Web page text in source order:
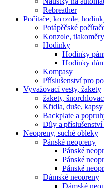
Rebreather
Počítače, konzole,
Potápěčské
Konzole,
Hodinky
Hodinky
Hodinky
Kompasy
Příslušenství pro
Vyvažovací vesty, žakety
žakety,
Křídla, duše, kapsy
Backplate a
Díly a příslušenství
Neopreny, suché obleky
Pánské neopreny
Pánské
Pánské
Pánské
Dámské neopreny
Dámské